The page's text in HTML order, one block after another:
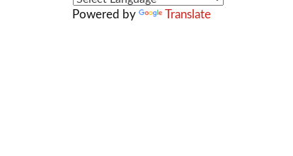
Powered by Translate